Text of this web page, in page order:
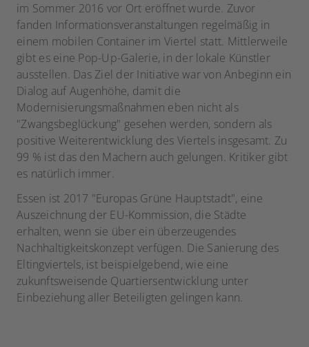
im Sommer 2016 vor Ort eröffnet wurde. Zuvor
fanden Informationsveranstaltungen regelmäßig in
einem mobilen Container im Viertel statt. Mittlerweile
gibt es eine Pop-Up-Galerie, in der lokale Künstler
ausstellen. Das Ziel der Initiative war von Anbeginn ein
Dialog auf Augenhöhe, damit die
Modernisierungsmaßnahmen eben nicht als
"Zwangsbeglückung" gesehen werden, sondern als
positive Weiterentwicklung des Viertels insgesamt. Zu
99 % ist das den Machern auch gelungen. Kritiker gibt
es natürlich immer.
Essen ist 2017 "Europas Grüne Hauptstadt", eine
Auszeichnung der EU-Kommission, die Städte
erhalten, wenn sie über ein überzeugendes
Nachhaltigkeitskonzept verfügen. Die Sanierung des
Eltingviertels, ist beispielgebend, wie eine
zukunftsweisende Quartiersentwicklung unter
Einbeziehung aller Beteiligten gelingen kann.